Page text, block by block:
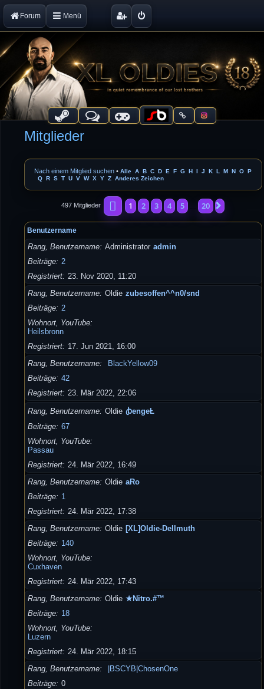
Forum Menü
Mitglieder
Nach einem Mitglied suchen •Alle A B C D E F G H I J K L M N O P
Q R S T U V W X Y Z Anderes Zeichen
497 Mitglieder Seite1von20
1 2 3 4 5 20
Benutzername
Rang, Benutzername Administrator admin
Beiträge 2
Registriert 23. Nov 2020, 11:20
Rang, Benutzername Oldie zubesoffen^^n0/snd
Beiträge 2
Wohnort, YouTube
Heilsbronn
Registriert
17. Jun 2021, 16:00
Rang, Benutzername
BlackYellow09
Beiträge 42
Registriert 23. Mär 2022, 22:06
Rang, Benutzername Oldie ꞗengeȽ
Beiträge 67
Wohnort, YouTube
Passau
Registriert 24. Mär 2022, 16:49
Rang, Benutzername Oldie aRo
Beiträge
1
Registriert 24. Mär 2022, 17:38
Rang, Benutzername Oldie [XL]Oldie-Dellmuth
Beiträge
140
Wohnort, YouTube
Cuxhaven
Registriert 24. Mär 2022, 17:43
Rang, Benutzername Oldie ★Nitro.#™
Beiträge
18
Wohnort, YouTube
Luzern
Registriert 24. Mär 2022, 18:15
Rang, Benutzername
|BSCYB|ChosenOne
Beiträge 0